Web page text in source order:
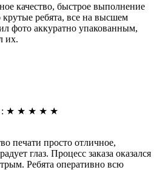
качество, быстрое выполнение
крутые ребята, все на высшем
фото аккуратно упакованным,
их.
: ★ ★ ★ ★ ★
печати просто отличное,
глаз. Процесс заказа оказался
Ребята оперативно всю